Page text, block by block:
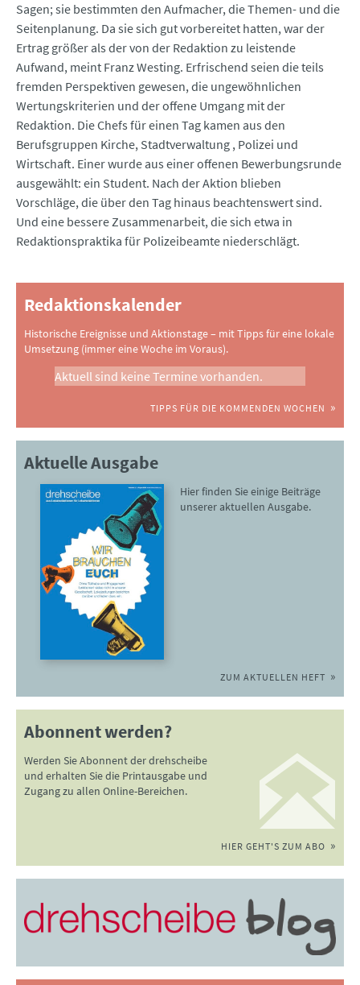
Sagen; sie bestimmten den Aufmacher, die Themen- und die
Seitenplanung. Da sie sich gut vorbereitet hatten, war der
Ertrag größer als der von der Redaktion zu leistende
Aufwand, meint Franz Westing. Erfrischend seien die teils
fremden Perspektiven gewesen, die ungewöhnlichen
Wertungskriterien und der offene Umgang mit der
Redaktion. Die Chefs für einen Tag kamen aus den
Berufsgruppen Kirche, Stadtverwaltung , Polizei und
Wirtschaft. Einer wurde aus einer offenen Bewerbungsrunde
ausgewählt: ein Student. Nach der Aktion blieben
Vorschläge, die über den Tag hinaus beachtenswert sind.
Und eine bessere Zusammenarbeit, die sich etwa in
Redaktionspraktika für Polizeibeamte niederschlägt.
Redaktionskalender
Historische Ereignisse und Aktionstage – mit Tipps für eine lokale
Umsetzung (immer eine Woche im Voraus).
Aktuell sind keine Termine vorhanden.
TIPPS FÜR DIE KOMMENDEN WOCHEN
Aktuelle Ausgabe
Hier finden Sie einige Beiträge
unserer aktuellen Ausgabe.
ZUM AKTUELLEN HEFT
Abonnent werden?
Werden Sie Abonnent der drehscheibe
und erhalten Sie die Printausgabe und
Zugang zu allen Online-Bereichen.
HIER GEHT'S ZUM ABO